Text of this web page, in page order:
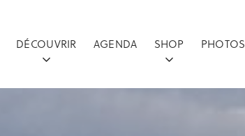
DÉCOUVRIR AGENDA SHOP PHOTOS